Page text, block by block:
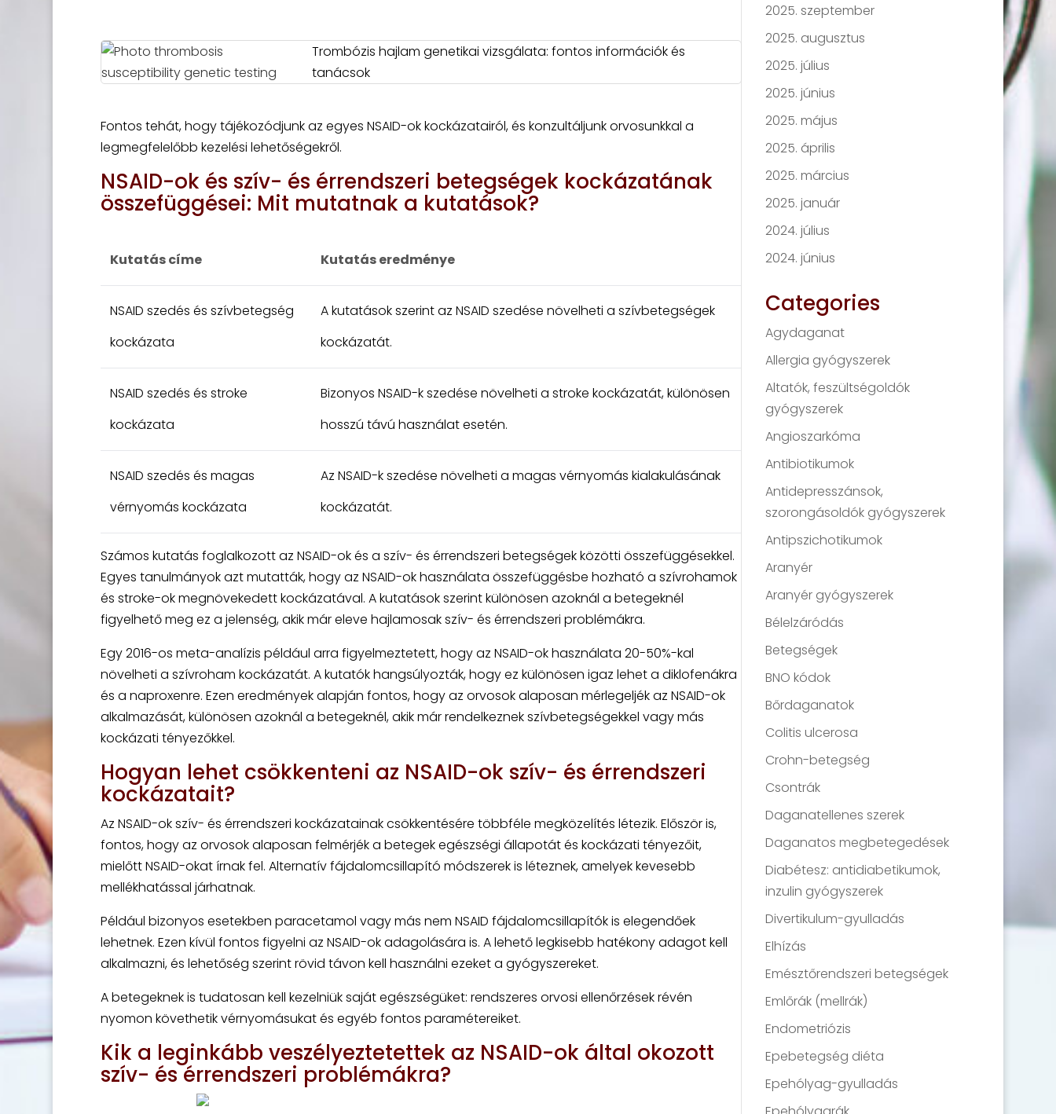
Trombózis hajlam genetikai vizsgálata: fontos információk és
tanácsok
Fontos tehát, hogy tájékozódjunk az egyes NSAID-ok kockázatairól, és konzultáljunk orvosunkkal a
legmegfelelőbb kezelési lehetőségekről.
NSAID-ok és szív- és érrendszeri betegségek kockázatának
összefüggései: Mit mutatnak a kutatások?
Kutatás címe Kutatás eredménye
NSAID szedés és szívbetegség
kockázata
A kutatások szerint az NSAID szedése növelheti a szívbetegségek
kockázatát.
NSAID szedés és stroke
kockázata
Bizonyos NSAID-k szedése növelheti a stroke kockázatát, különösen
hosszú távú használat esetén.
NSAID szedés és magas
vérnyomás kockázata
Az NSAID-k szedése növelheti a magas vérnyomás kialakulásának
kockázatát.
Számos kutatás foglalkozott az NSAID-ok és a szív- és érrendszeri betegségek közötti összefüggésekkel.
Egyes tanulmányok azt mutatták, hogy az NSAID-ok használata összefüggésbe hozható a szívrohamok
és stroke-ok megnövekedett kockázatával. A kutatások szerint különösen azoknál a betegeknél
figyelhető meg ez a jelenség, akik már eleve hajlamosak szív- és érrendszeri problémákra.
Egy 2016-os meta-analízis például arra figyelmeztetett, hogy az NSAID-ok használata 20-50%-kal
növelheti a szívroham kockázatát. A kutatók hangsúlyozták, hogy ez különösen igaz lehet a diklofenákra
és a naproxenre. Ezen eredmények alapján fontos, hogy az orvosok alaposan mérlegeljék az NSAID-ok
alkalmazását, különösen azoknál a betegeknél, akik már rendelkeznek szívbetegségekkel vagy más
kockázati tényezőkkel.
Hogyan lehet csökkenteni az NSAID-ok szív- és érrendszeri
kockázatait?
Az NSAID-ok szív- és érrendszeri kockázatainak csökkentésére többféle megközelítés létezik. Először is,
fontos, hogy az orvosok alaposan felmérjék a betegek egészségi állapotát és kockázati tényezőit,
mielőtt NSAID-okat írnak fel. Alternatív fájdalomcsillapító módszerek is léteznek, amelyek kevesebb
mellékhatással járhatnak.
Például bizonyos esetekben paracetamol vagy más nem NSAID fájdalomcsillapítók is elegendőek
lehetnek. Ezen kívül fontos figyelni az NSAID-ok adagolására is. A lehető legkisebb hatékony adagot kell
alkalmazni, és lehetőség szerint rövid távon kell használni ezeket a gyógyszereket.
A betegeknek is tudatosan kell kezelniük saját egészségüket: rendszeres orvosi ellenőrzések révén
nyomon követhetik vérnyomásukat és egyéb fontos paramétereiket.
Kik a leginkább veszélyeztetettek az NSAID-ok által okozott
szív- és érrendszeri problémákra?
2025. szeptember
2025. augusztus
2025. július
2025. június
2025. május
2025. április
2025. március
2025. január
2024. július
2024. június
Categories
Agydaganat
Allergia gyógyszerek
Altatók, feszültségoldók
gyógyszerek
Angioszarkóma
Antibiotikumok
Antidepresszánsok,
szorongásoldók gyógyszerek
Antipszichotikumok
Aranyér
Aranyér gyógyszerek
Bélelzáródás
Betegségek
BNO kódok
Bőrdaganatok
Colitis ulcerosa
Crohn-betegség
Csontrák
Daganatellenes szerek
Daganatos megbetegedések
Diabétesz: antidiabetikumok,
inzulin gyógyszerek
Divertikulum-gyulladás
Elhízás
Emésztőrendszeri betegségek
Emlőrák (mellrák)
Endometriózis
Epebetegség diéta
Epehólyag-gyulladás